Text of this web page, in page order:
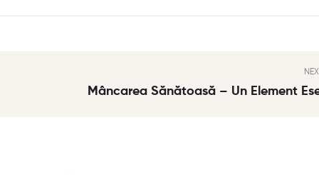
Mâncarea Sănătoasă – Un Element